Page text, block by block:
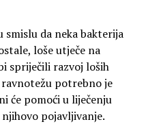
smislu da neka bakterija
loše utječe na
spriječili razvoj loših
potrebno je
će pomoći u liječenju
pojavljivanje.